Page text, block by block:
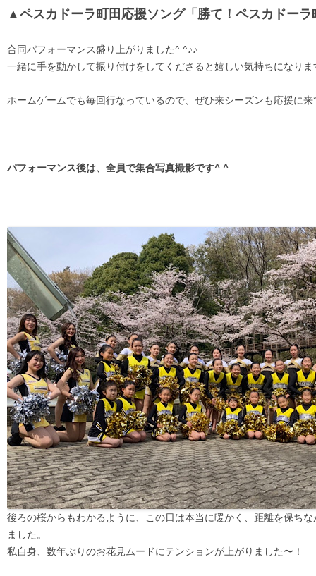
▲ペスカドーラ町田応援ソング「勝て！ペスカドーラ
合同パフォーマンス盛り上がりました^ ^♪♪
一緒に手を動かして振り付けをしてくださると嬉しい気持ちになりま
ホームゲームでも毎回行なっているので、ぜひ来シーズンも応援に
パフォーマンス後は、全員で集合写真撮影です^ ^
後ろの桜からもわかるように、この日は本当に暖かく、距離を保ち
ました。
私自身、数年ぶりのお花見ムードにテンションが上がりました〜！